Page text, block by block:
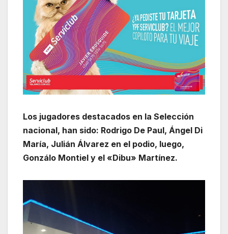
Los jugadores destacados en la Selección
nacional, han sido: Rodrigo De Paul, Ángel Di
María, Julián Álvarez en el podio, luego,
Gonzálo Montiel y el «Dibu» Martínez.